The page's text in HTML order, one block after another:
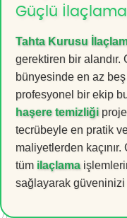
Güçlü İlaçlama
Tahta Kurusu
gerektiren bir alandır.
bünyesinde en az beş
profesyonel bir ekip
haşere temizliği
tecrübeyle en pratik
maliyetlerden kaçınır.
tüm ilaçlama
sağlayarak güveninizi